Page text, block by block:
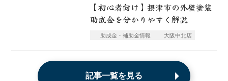
【初心者向け】摂津市の外壁塗装
助成金を分かりやすく解説
助成金・補助金情報 大阪中北店
記事一覧を見る